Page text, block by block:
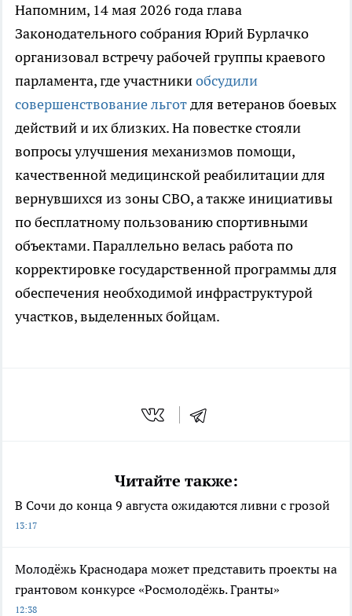
Напомним, 14 мая 2026 года глава
Законодательного собрания Юрий Бурлачко
организовал встречу рабочей группы краевого
парламента, где участникиобсудили
совершенствование льготдля ветеранов боевых
действий и их близких. На повестке стояли
вопросы улучшения механизмов помощи,
качественной медицинской реабилитации для
вернувшихся из зоны СВО, а также инициативы
по бесплатному пользованию спортивными
объектами. Параллельно велась работа по
корректировке государственной программы для
обеспечения необходимой инфраструктурой
участков, выделенных бойцам.
Читайте также:
В Сочи до конца 9 августа ожидаются ливни с грозой
13:17
Молодёжь Краснодара может представить проекты на
грантовом конкурсе «Росмолодёжь. Гранты»
12:38